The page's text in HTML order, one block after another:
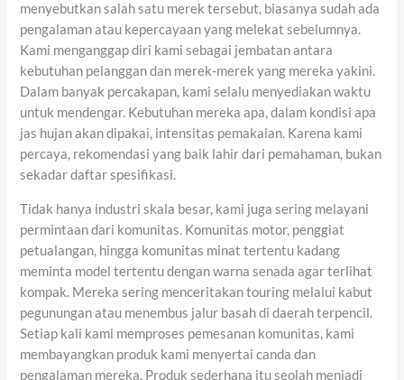
menyebutkan salah satu merek tersebut, biasanya sudah ada
pengalaman atau kepercayaan yang melekat sebelumnya.
Kami menganggap diri kami sebagai jembatan antara
kebutuhan pelanggan dan merek-merek yang mereka yakini.
Dalam banyak percakapan, kami selalu menyediakan waktu
untuk mendengar. Kebutuhan mereka apa, dalam kondisi apa
jas hujan akan dipakai, intensitas pemakaian. Karena kami
percaya, rekomendasi yang baik lahir dari pemahaman, bukan
sekadar daftar spesifikasi.
Tidak hanya industri skala besar, kami juga sering melayani
permintaan dari komunitas. Komunitas motor, penggiat
petualangan, hingga komunitas minat tertentu kadang
meminta model tertentu dengan warna senada agar terlihat
kompak. Mereka sering menceritakan touring melalui kabut
pegunungan atau menembus jalur basah di daerah terpencil.
Setiap kali kami memproses pemesanan komunitas, kami
membayangkan produk kami menyertai canda dan
pengalaman mereka. Produk sederhana itu seolah menjadi